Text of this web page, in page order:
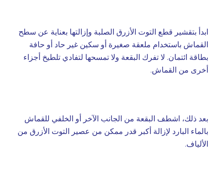
ابدأ بتقشير قطع التوت الأزرق الصلبة وإزالتها بعناية عن سطح
القماش باستخدام ملعقة صغيرة أو سكين غير حاد أو حافة
بطاقة ائتمان. لا تفرك البقعة ولا تمسحها لتفادي تلطيخ أجزاء
أخرى من القماش.
بعد ذلك، اشطف البقعة من الجانب الآخر أو الخلفي للقماش
بالماء البارد لإزالة أكبر قدر ممكن من عصير التوت الأزرق من
الألياف.